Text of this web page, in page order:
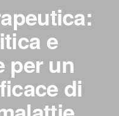
e
per un
di